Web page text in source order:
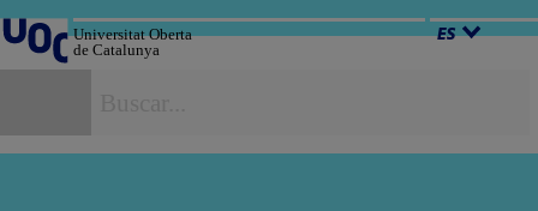
al
contenido
Universitat Oberta
de Catalunya
ES